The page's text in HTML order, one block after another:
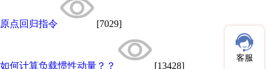
原点回归指令 [7029]
如何计算负载惯性动量？？ [13428]
客服